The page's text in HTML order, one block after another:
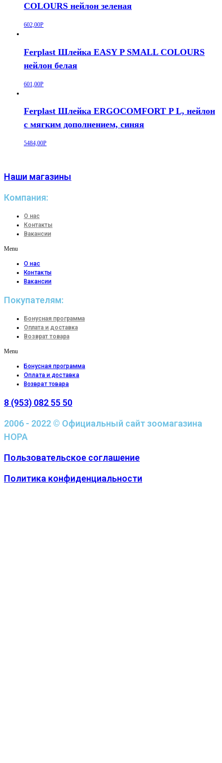
COLOURS нейлон зеленая
602,00Р
Ferplast Шлейка EASY P SMALL COLOURS
нейлон белая
601,00Р
Ferplast Шлейка ERGOCOMFORT P L, нейлон
с мягким дополнением, синяя
5484,00Р
Наши магазины
Компания:
О нас
Контакты
Вакансии
Menu
О нас
Контакты
Вакансии
Покупателям:
Бонусная программа
Оплата и доставка
Возврат товара
Menu
Бонусная программа
Оплата и доставка
Возврат товара
8 (953) 082 55 50
2006 - 2022 © Официальный сайт зоомагазина
НОРА
Пользовательское соглашение
Политика конфиденциальности